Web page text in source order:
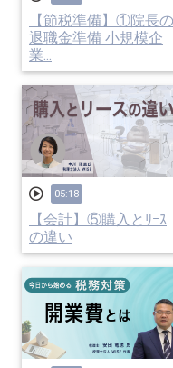
【節税準備】①院長の
退職金準備 小規模企
業...
05:18
【会計】⑤購入とﾘｰｽ
の違い